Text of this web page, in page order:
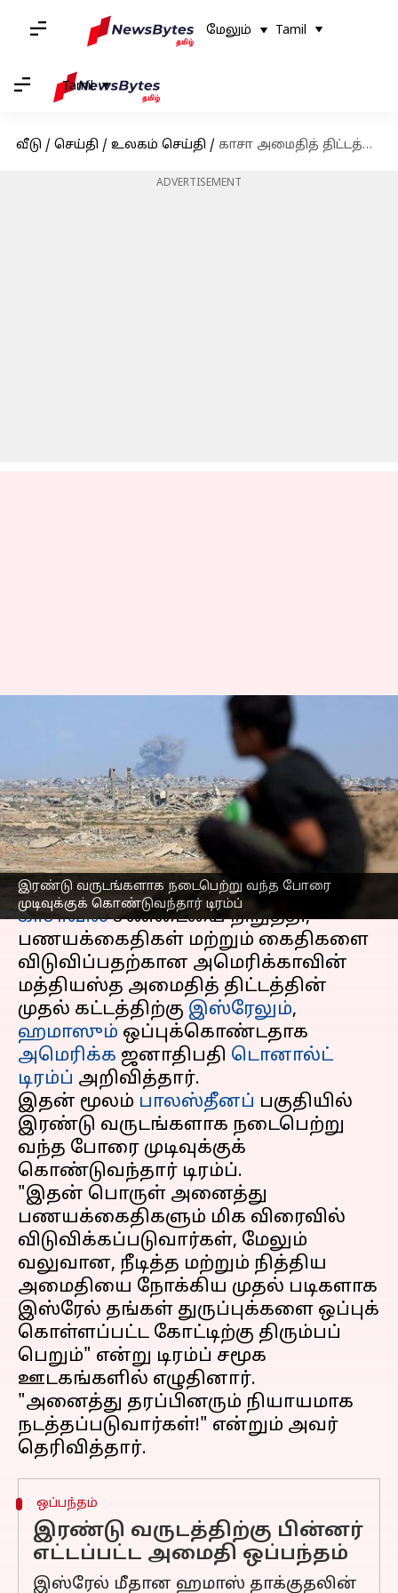
மேலும் Tamil
Tamil
வீடு / செய்தி / உலகம் செய்தி / காசா அமைதித் திட்டத்தின் முதல் கட்டத்திற்கு இஸ்ரேல், ஹமாஸ் உடன்பாடு: டிரம்ப்
ADVERTISEMENT
இரண்டு வருடங்களாக நடைபெற்று வந்த போரை
முடிவுக்குக் கொண்டுவந்தார் டிரம்ப்
காசா அமைதித்
திட்டத்தின் முதல்
கட்டத்திற்கு இஸ்ரேல்,
ஹமாஸ் உடன்பாடு: டிரம்ப்
எழுதியவர் Venkatalakshmi V Oct 09, 2025 07:53 am
செய்தி முன்னோட்டம்
காசாவில்சண்டையை நிறுத்தி,
பணயக்கைதிகள் மற்றும் கைதிகளை
விடுவிப்பதற்கான அமெரிக்காவின்
மத்தியஸ்த அமைதித் திட்டத்தின்
முதல் கட்டத்திற்கு இஸ்ரேலும்,
ஹமாஸும் ஒப்புக்கொண்டதாக
அமெரிக்க ஜனாதிபதி டொனால்ட்
டிரம்ப் அறிவித்தார்.
இதன் மூலம் பாலஸ்தீனப் பகுதியில்
இரண்டு வருடங்களாக நடைபெற்று
வந்த போரை முடிவுக்குக்
கொண்டுவந்தார் டிரம்ப்.
"இதன் பொருள் அனைத்து
பணயக்கைதிகளும் மிக விரைவில்
விடுவிக்கப்படுவார்கள், மேலும்
வலுவான, நீடித்த மற்றும் நித்திய
அமைதியை நோக்கிய முதல் படிகளாக
இஸ்ரேல் தங்கள் துருப்புக்களை ஒப்புக்
கொள்ளப்பட்ட கோட்டிற்கு திரும்பப்
பெறும்" என்று டிரம்ப் சமூக
ஊடகங்களில் எழுதினார்.
"அனைத்து தரப்பினரும் நியாயமாக
நடத்தப்படுவார்கள்!" என்றும் அவர்
ஒப்பந்தம்
இரண்டு வருடத்திற்கு பின்னர்
எட்டப்பட்ட அமைதி ஒப்பந்தம்
இஸ்ரேல் மீதான ஹமாஸ் தாக்குதலின்